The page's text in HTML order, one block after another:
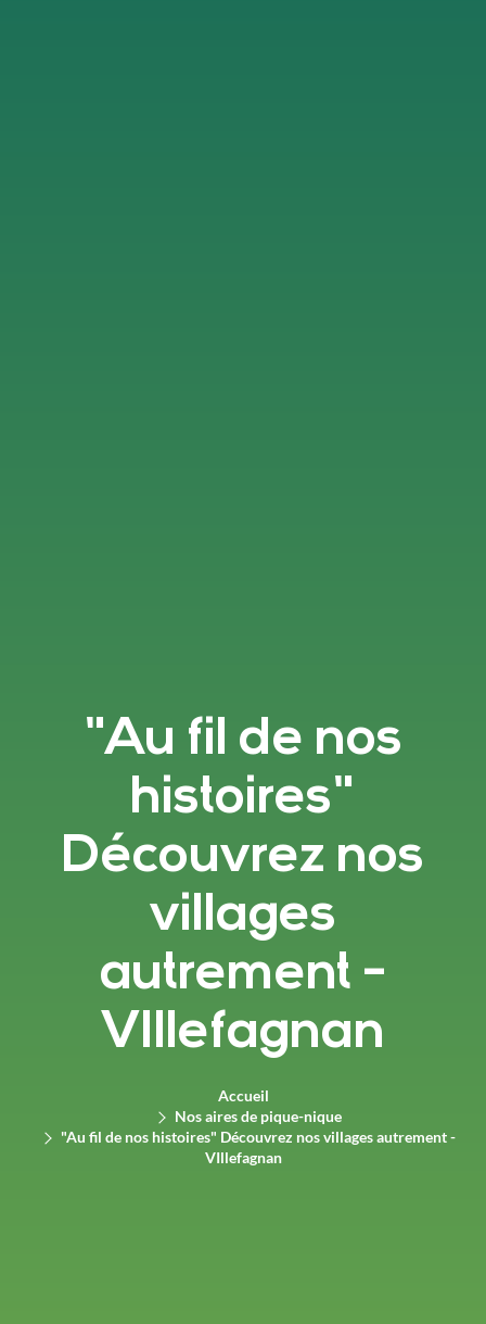
"Au fil de nos
histoires"
Découvrez nos
villages
autrement -
VIllefagnan
Accueil
Nos aires de pique-nique
"Au fil de nos histoires" Découvrez nos villages autrement -
VIllefagnan